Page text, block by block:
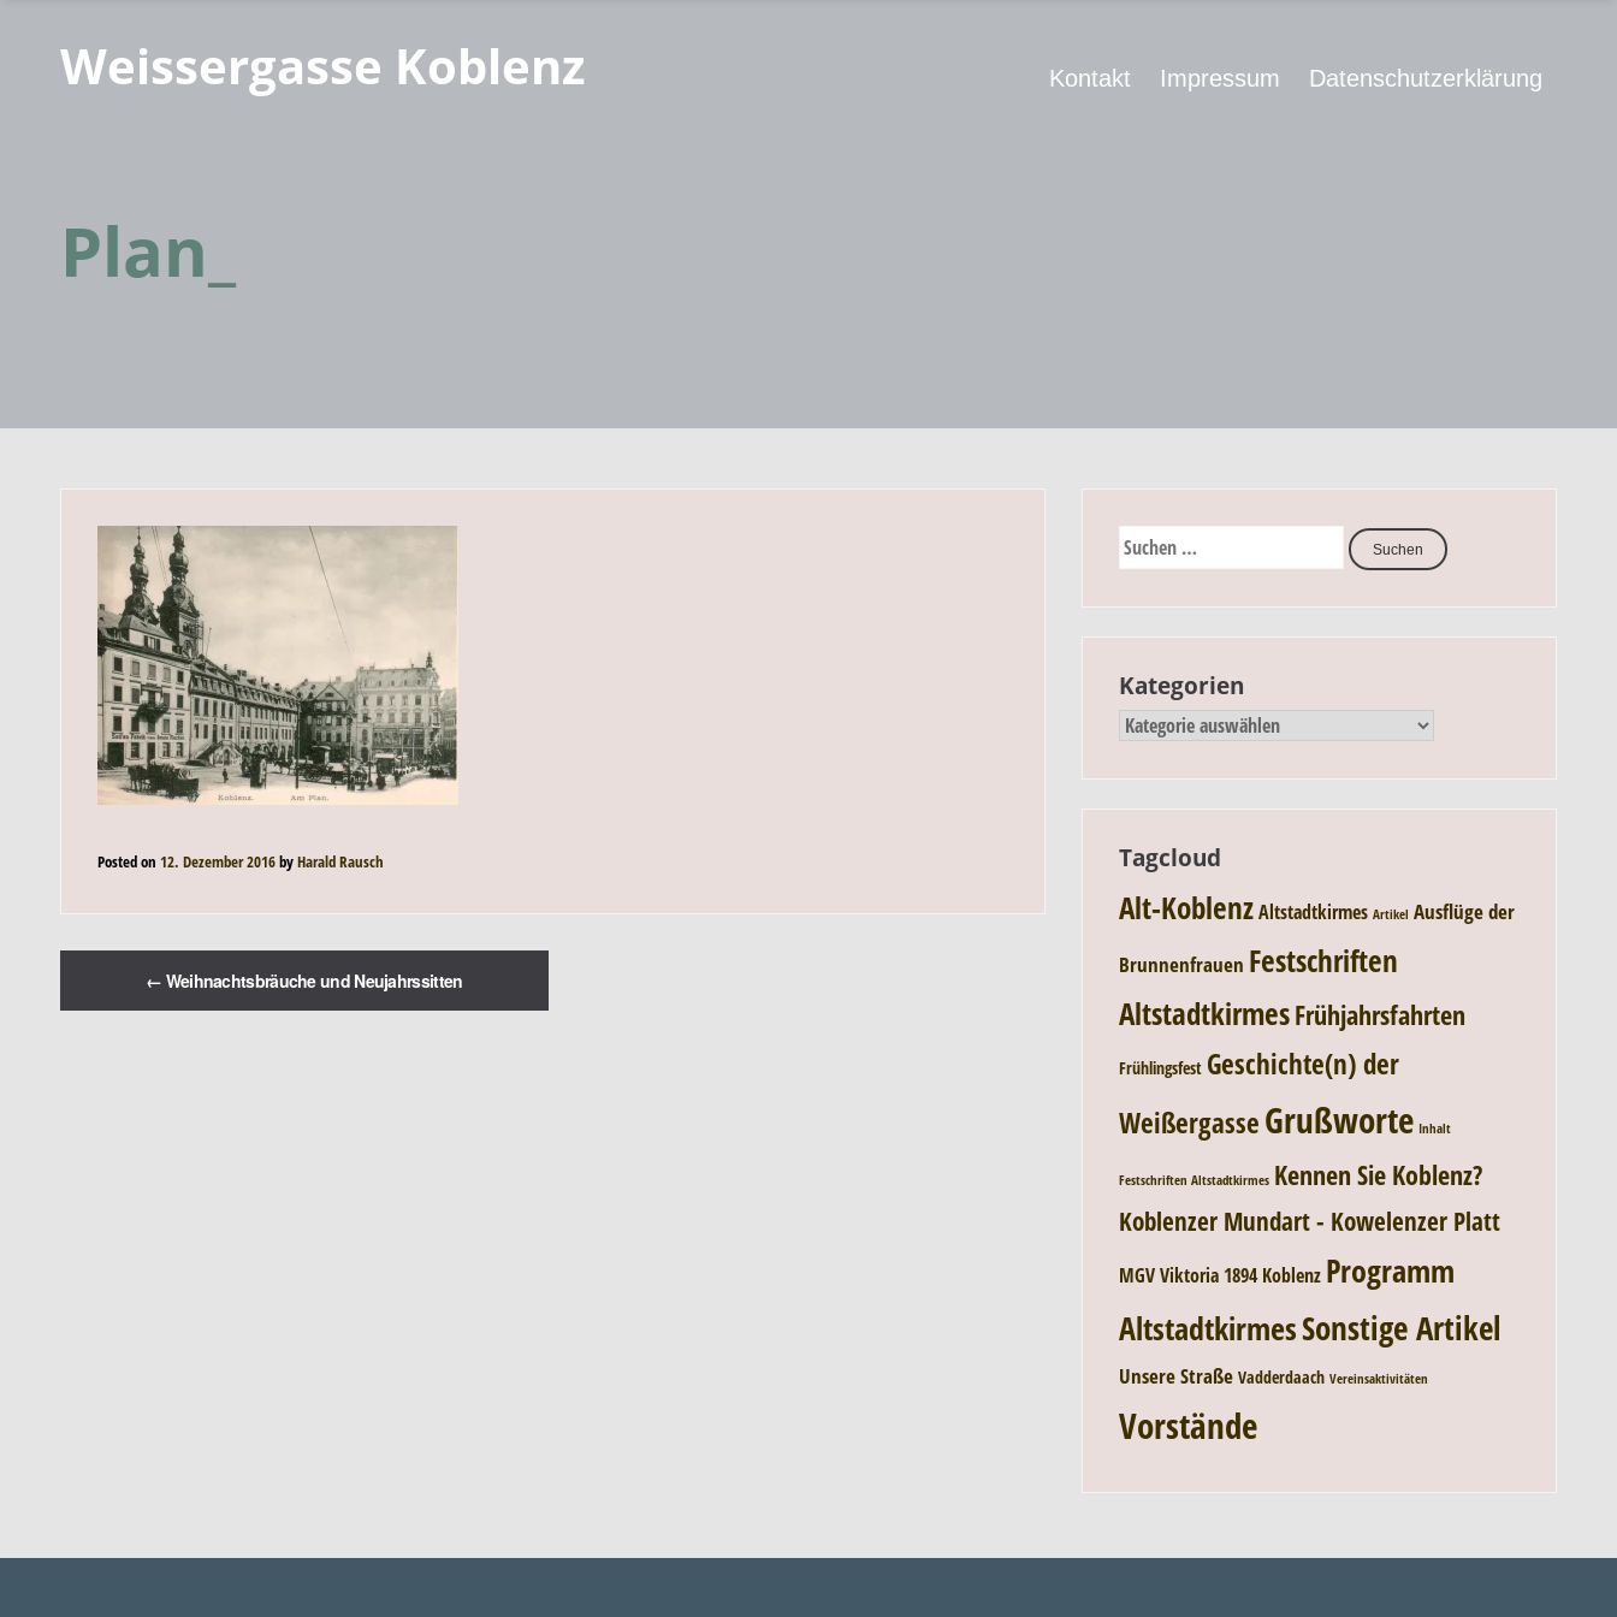
Weissergasse Koblenz Kontakt Impressum Datenschutzerklärung
Plan_
Posted on 12. Dezember 2016byHarald Rausch
← Weihnachtsbräuche und Neujahrssitten
Kategorien
Tagcloud
Alt-KoblenzAltstadtkirmes Artikel Ausflüge der
Brunnenfrauen Festschriften
AltstadtkirmesFrühjahrsfahrten
Frühlingsfest Geschichte(n) der
WeißergasseGrußworte Inhalt
Festschriften Altstadtkirmes Kennen Sie Koblenz?
Koblenzer Mundart - Kowelenzer Platt
MGV Viktoria 1894 Koblenz Programm
AltstadtkirmesSonstige Artikel
Unsere Straße Vadderdaach Vereinsaktivitäten
Vorstände